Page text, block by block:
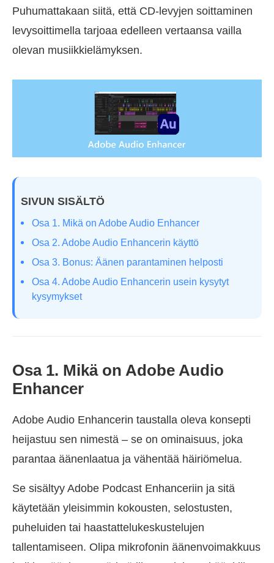
Puhumattakaan siitä, että CD-levyjen soittaminen
levysoittimella tarjoaa edelleen vertaansa vailla
olevan musiikkielämyksen.
SIVUN SISÄLTÖ
Osa 1. Mikä on Adobe Audio Enhancer
Osa 2. Adobe Audio Enhancerin käyttö
Osa 3. Bonus: Äänen parantaminen helposti
Osa 4. Adobe Audio Enhancerin usein kysytyt
kysymykset
Osa 1. Mikä on Adobe Audio
Enhancer
Adobe Audio Enhancerin taustalla oleva konsepti
heijastuu sen nimestä – se on ominaisuus, joka
parantaa äänenlaatua ja vähentää häiriömelua.
Se sisältyy Adobe Podcast Enhanceriin ja sitä
käytetään yleisimmin kokousten, selostusten,
puheluiden tai haastattelukeskustelujen
tallentamiseen. Olipa mikrofonin äänenvoimakkuus